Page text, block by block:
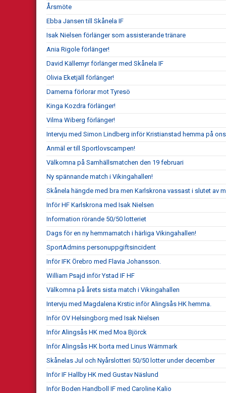
Årsmöte
Ebba Jansen till Skånela IF
Isak Nielsen förlänger som assisterande tränare
Ania Rigole förlänger!
David Källemyr förlänger med Skånela IF
Olivia Eketjäll förlänger!
Damerna förlorar mot Tyresö
Kinga Kozdra förlänger!
Vilma Wiberg förlänger!
Intervju med Simon Lindberg inför Kristianstad hemma på
Anmäl er till Sportlovscampen!
Välkomna på Samhällsmatchen den 19 februari
Ny spännande match i Vikingahallen!
Skånela hängde med bra men Karlskrona vassast i slutet av
Inför HF Karlskrona med Isak Nielsen
Information rörande 50/50 lotteriet
Dags för en ny hemmamatch i härliga Vikingahallen!
SportAdmins personuppgiftsincident
Inför IFK Örebro med Flavia Johansson.
William Psajd inför Ystad IF HF
Välkomna på årets sista match i Vikingahallen
Intervju med Magdalena Krstic inför Alingsås HK hemma.
Inför OV Helsingborg med Isak Nielsen
Inför Alingsås HK med Moa Björck
Inför Alingsås HK borta med Linus Wärnmark
Skånelas Jul och Nyårslotteri 50/50 lotter under december
Inför IF Hallby HK med Gustav Näslund
Inför Boden Handboll IF med Caroline Kalio